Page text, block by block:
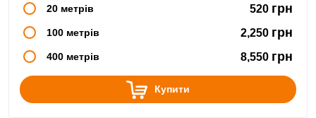
20 метрів 520 грн
100 метрів 2,250 грн
400 метрів 8,550 грн
Купити